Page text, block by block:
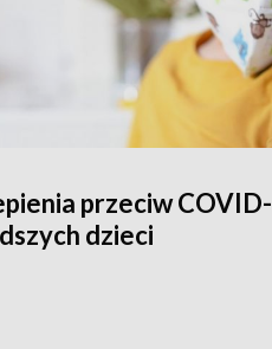
przeciw COVID-
dzieci